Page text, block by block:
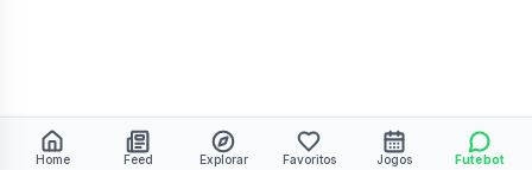
Home Feed Explorar Favoritos Jogos Futebot